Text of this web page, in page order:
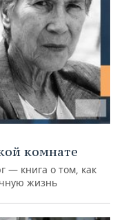
комнате
— книга о том, как
жизнь